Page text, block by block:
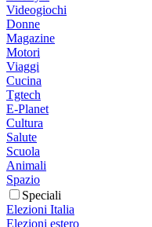
Videogiochi
Donne
Magazine
Motori
Viaggi
Cucina
Tgtech
E-Planet
Cultura
Salute
Scuola
Animali
Spazio
Speciali
Elezioni Italia
Elezioni estero